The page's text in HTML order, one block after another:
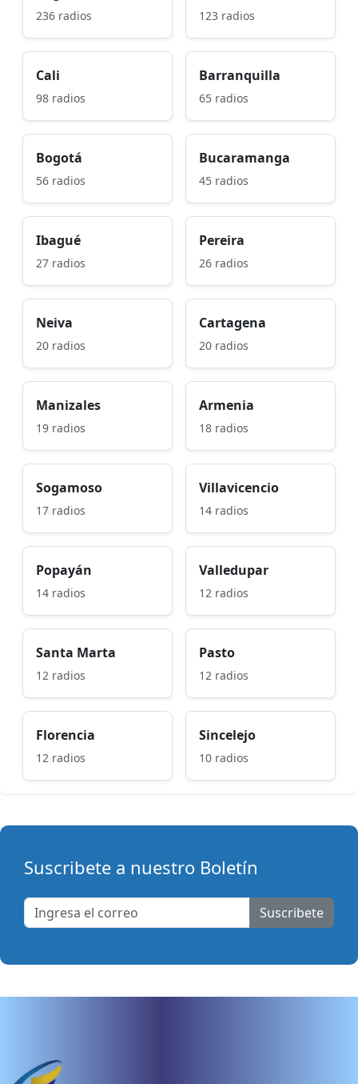
236 radios 123 radios
Cali
98 radios
Barranquilla
65 radios
Bogotá
56 radios
Bucaramanga
45 radios
Ibagué
27 radios
Pereira
26 radios
Neiva
20 radios
Cartagena
20 radios
Manizales
19 radios
Armenia
18 radios
Sogamoso
17 radios
Villavicencio
14 radios
Popayán
14 radios
Valledupar
12 radios
Santa Marta
12 radios
Pasto
12 radios
Florencia
12 radios
Sincelejo
10 radios
Suscribete a nuestro Boletín
Suscribete